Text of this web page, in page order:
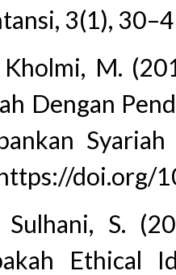
3(1),
Kholmi, M.
Dengan
doi.org/
S.
Ethical